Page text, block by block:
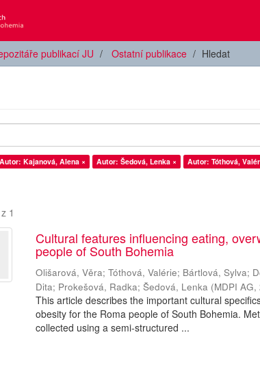
publikací JU Ostatní publikace Hledat
Autor: Kajanová, Alena × Autor: Šedová, Lenka × Autor: Tóthová,
1
Cultural features influencing eating,
people of South Bohemia
Olišarová, Věra;Tóthová, Valérie; Bártlová, Sylva;
Dita; Prokešová, Radka;Šedová, Lenka (MDPI AG,
This article describes the important cultural
obesity for the Roma people of South Bohemia.
collected using a semi-structured ...